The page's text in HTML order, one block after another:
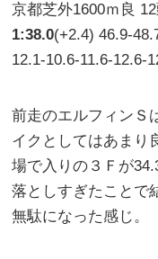
京都芝外1600ｍ良
1:38.0(+2.4) 46.9-
12.1-10.6-11.6-12.6-
前走のエルフィンＳ
イクとしてはあまり
場で入りの３Ｆが
落としすぎたことで
無駄になった感じ。